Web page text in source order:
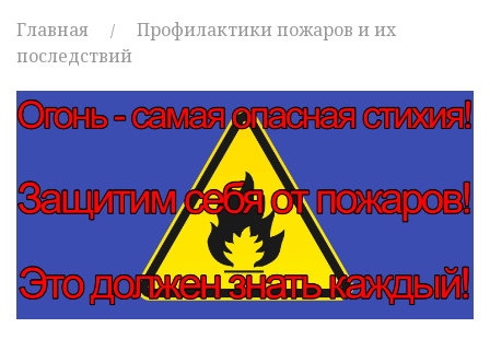
Главная
Профилактики пожаров и их
последствий